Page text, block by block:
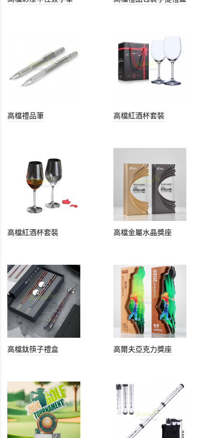
高檔禮品筆 高檔紅酒杯套裝
高檔紅酒杯套裝 高檔金屬水晶獎座
高檔鈦筷子禮盒 高爾夫亞克力獎座